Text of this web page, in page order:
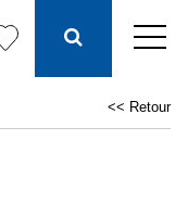
<< Retour